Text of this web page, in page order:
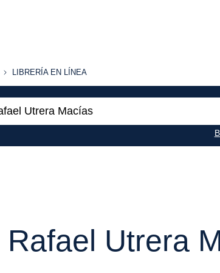
LIBRERÍA
LÍNEA
LIBRERÍA EN LÍNEA
Rafael Utrera